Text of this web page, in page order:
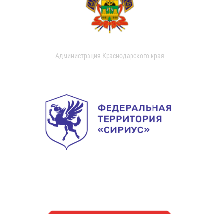
Администрация Краснодарского края